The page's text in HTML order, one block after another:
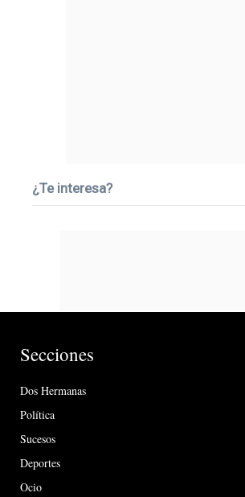
¿Te interesa?
Secciones
Dos Hermanas
Política
Sucesos
Deportes
Ocio